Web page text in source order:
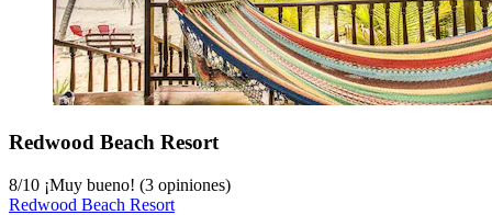
Redwood Beach Resort
8/10 ¡Muy bueno! (3 opiniones)
Redwood Beach Resort